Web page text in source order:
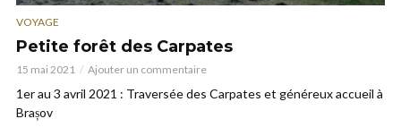
VOYAGE
Petite forêt des Carpates
15 mai 2021 Ajouter un commentaire
1er au 3 avril 2021 : Traversée des Carpates et généreux accueil à
Brașov